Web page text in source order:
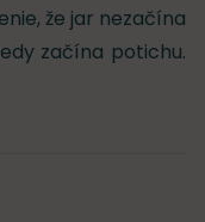
že jar nezačína
začína potichu.